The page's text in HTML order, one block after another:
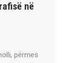
në
përmes